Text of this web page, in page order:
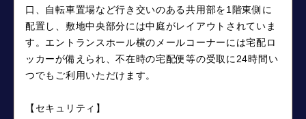
口、自転車置場など行き交いのある共用部を1階東側に
配置し、敷地中央部分には中庭がレイアウトされていま
す。エントランスホール横のメールコーナーには宅配ロ
ッカーが備えられ、不在時の宅配便等の受取に24時間い
つでもご利用いただけます。
【セキュリティ】